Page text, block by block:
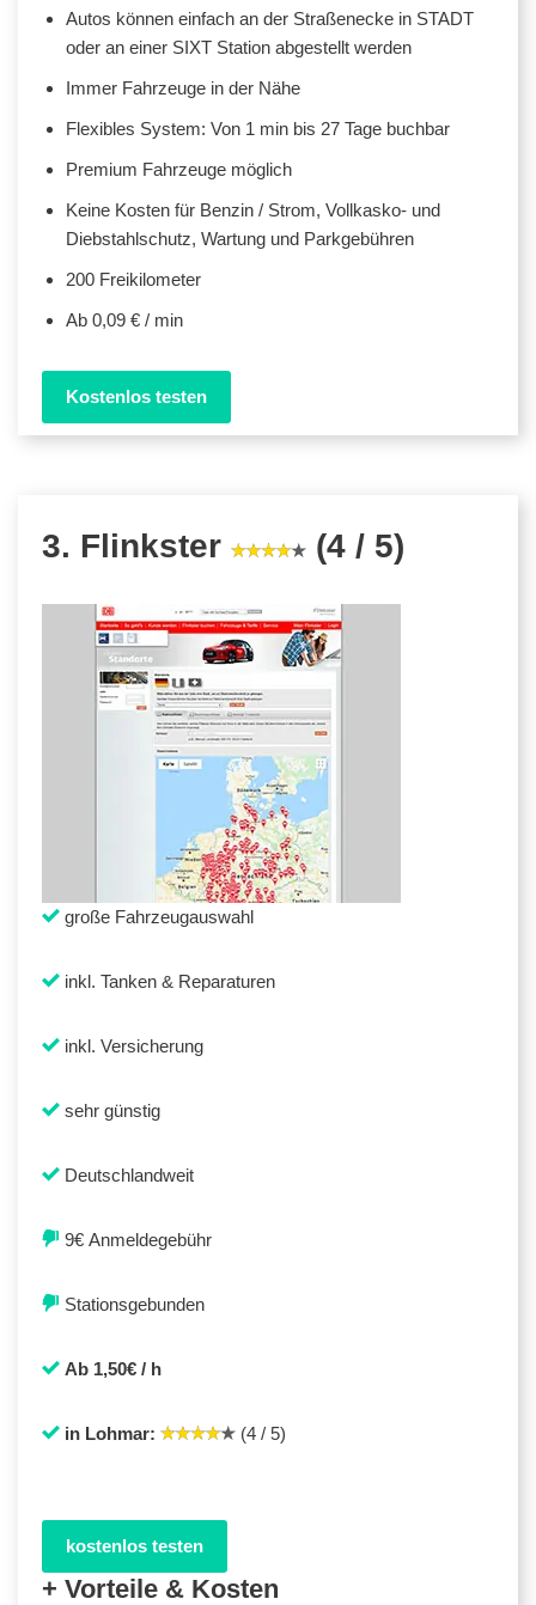
Autos können einfach an der Straßenecke in STADT
oder an einer SIXT Station abgestellt werden
Immer Fahrzeuge in der Nähe
Flexibles System: Von 1 min bis 27 Tage buchbar
Premium Fahrzeuge möglich
Keine Kosten für Benzin / Strom, Vollkasko- und
Diebstahlschutz, Wartung und Parkgebühren
200 Freikilometer
Ab 0,09 € / min
Kostenlos testen
3. Flinkster (4 / 5)
große Fahrzeugauswahl
inkl. Tanken & Reparaturen
inkl. Versicherung
sehr günstig
Deutschlandweit
9€ Anmeldegebühr
Stationsgebunden
Ab 1,50€ / h
in Lohmar: (4 / 5)
kostenlos testen
+ Vorteile & Kosten